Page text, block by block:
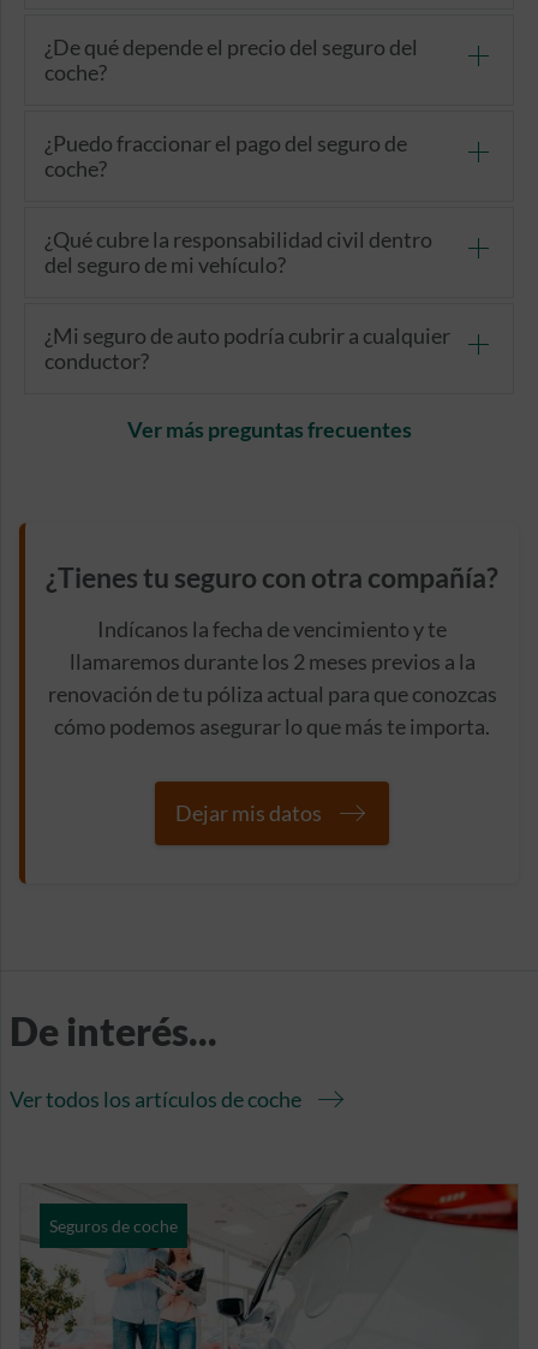
¿De qué depende el precio del seguro del
coche?
¿Puedo fraccionar el pago del seguro de
coche?
¿Qué cubre la responsabilidad civil dentro
del seguro de mi vehículo?
¿Mi seguro de auto podría cubrir a cualquier
conductor?
Ver más preguntas frecuentes
¿Tienes tu seguro con otra compañía?
Indícanos la fecha de vencimiento y te
llamaremos durante los 2 meses previos a la
renovación de tu póliza actual para que conozcas
cómo podemos asegurar lo que más te importa.
Dejar mis datos
De interés...
Ver todos los artículos de coche
Seguros de coche